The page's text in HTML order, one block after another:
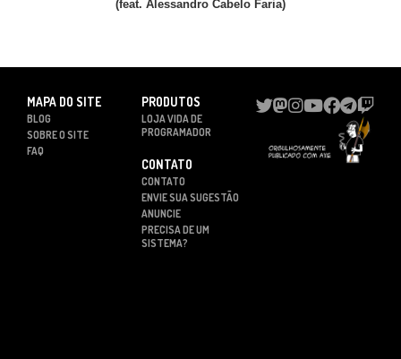
(feat. Alessandro Cabelo Faria)
MAPA DO SITE
BLOG
SOBRE O SITE
FAQ
PRODUTOS
LOJA VIDA DE
PROGRAMADOR
CONTATO
CONTATO
ENVIE SUA SUGESTÃO
ANUNCIE
PRECISA DE UM
SISTEMA?